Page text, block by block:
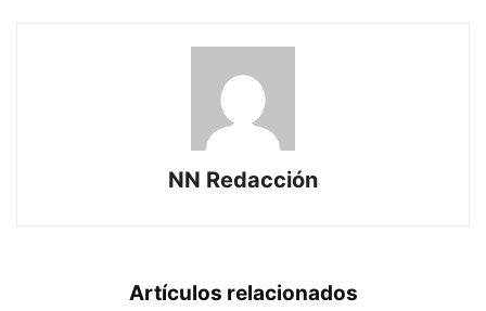
NN Redacción
Artículos relacionados